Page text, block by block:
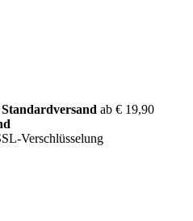
ab € 19,90
Verschlüsselung